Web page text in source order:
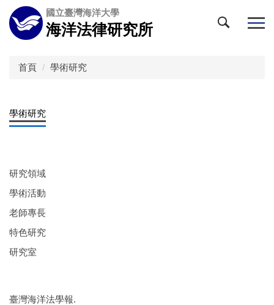
跳
到
主
國立臺灣海洋大學
海洋法律研究所
首頁 學術研究
學術研究
研究領域
學術活動
老師專長
特色研究
研究室
臺灣海洋法學報.